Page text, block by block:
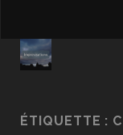
ÉTIQUETTE :